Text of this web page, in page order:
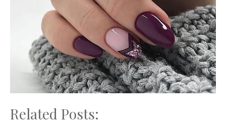
Related Posts: